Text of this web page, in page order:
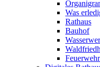
Was
Rathaus
Bauhof